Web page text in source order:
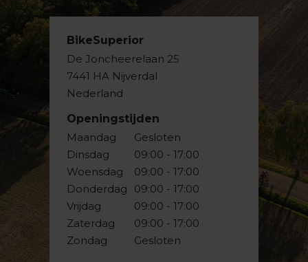
BikeSuperior
De Joncheerelaan 25
7441 HA Nijverdal
Nederland
Openingstijden
Maandag
Dinsdag
Woensdag
Donderdag
Vrijdag
Zaterdag
Zondag
Gesloten
09:00 - 17:00
09:00 - 17:00
09:00 - 17:00
09:00 - 17:00
09:00 - 17:00
Gesloten